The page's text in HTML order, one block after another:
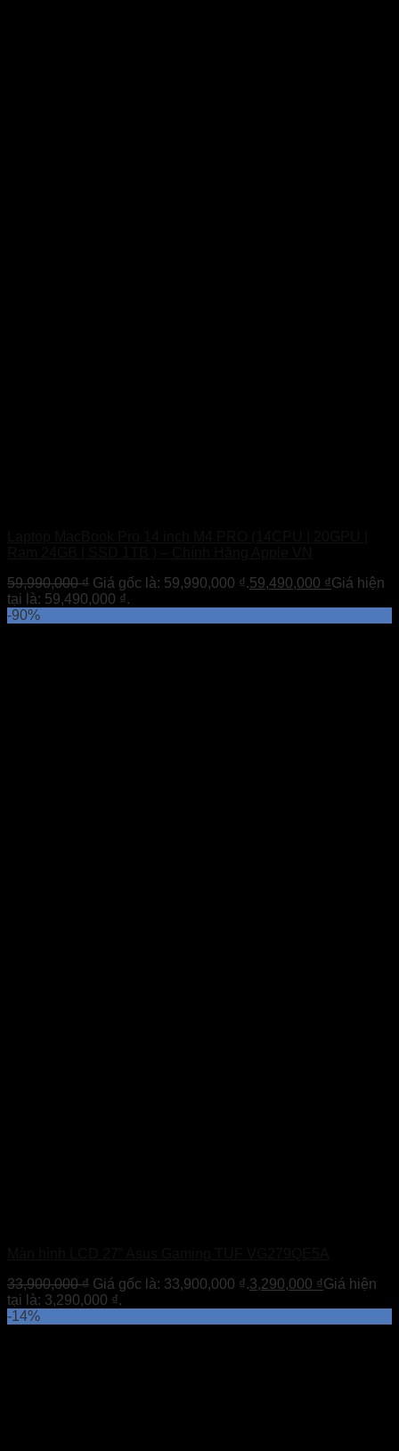
59,990,000₫ Giá gốc là: 59,990,000 ₫.59,490,000 ₫Giá hiện
tại là: 59,490,000 ₫.
-90%
33,900,000₫ Giá gốc là: 33,900,000 ₫.3,290,000 ₫Giá hiện
tại là: 3,290,000 ₫.
-14%